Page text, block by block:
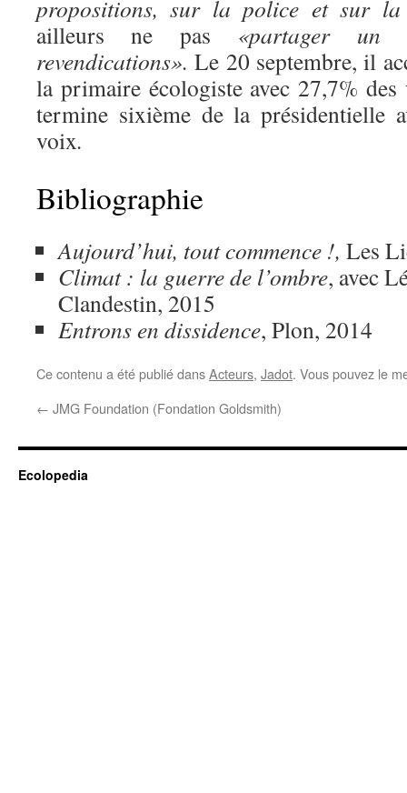
propositions, sur la police et sur la
ailleurs ne pas «partager un
revendications».Le 20 septembre, il
la primaire écologiste avec 27,7%
termine sixième de la présidentielle
voix.
Bibliographie
Aujourd’hui, tout commence !, Les
Climat : la guerre de l’ombre, avec
Clandestin, 2015
Entrons en dissidence, Plon, 2014
Ce contenu a été publié dansActeurs, Jadot. Vous pouvez le
← JMG Foundation (Fondation Goldsmith)
Ecolopedia